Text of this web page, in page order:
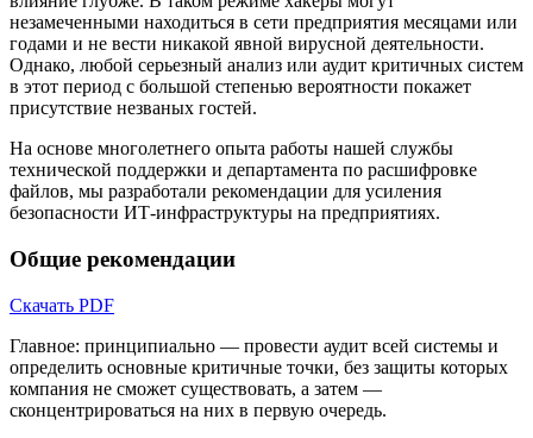
незамеченными находиться в сети предприятия месяцами или
годами и не вести никакой явной вирусной деятельности.
Однако, любой серьезный анализ или аудит критичных систем
в этот период с большой степенью вероятности покажет
присутствие незваных гостей.
На основе многолетнего опыта работы нашей службы
технической поддержки и департамента по расшифровке
файлов, мы разработали рекомендации для усиления
безопасности ИТ-инфраструктуры на предприятиях.
Общие рекомендации
Скачать PDF
Главное: принципиально — провести аудит всей системы и
определить основные критичные точки, без защиты которых
компания не сможет существовать, а затем —
сконцентрироваться на них в первую очередь.